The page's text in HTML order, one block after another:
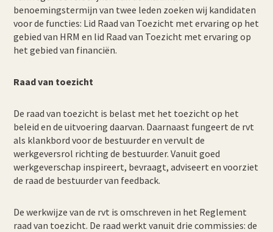
benoemingstermijn van twee leden zoeken wij kandidaten
voor de functies: Lid Raad van Toezicht met ervaring op het
gebied van HRM en lid Raad van Toezicht met ervaring op
het gebied van financiën.
Raad van toezicht
De raad van toezicht is belast met het toezicht op het
beleid en de uitvoering daarvan. Daarnaast fungeert de rvt
als klankbord voor de bestuurder en vervult de
werkgeversrol richting de bestuurder. Vanuit goed
werkgeverschap inspireert, bevraagt, adviseert en voorziet
de raad de bestuurder van feedback.
De werkwijze van de rvt is omschreven in het Reglement
raad van toezicht. De raad werkt vanuit drie commissies: de